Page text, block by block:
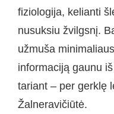
fiziologija, kelianti
nusuksiu žvilgsnį.
užmuša
informaciją gaunu
tariant – per gerklę
Žalneravičiūtė.